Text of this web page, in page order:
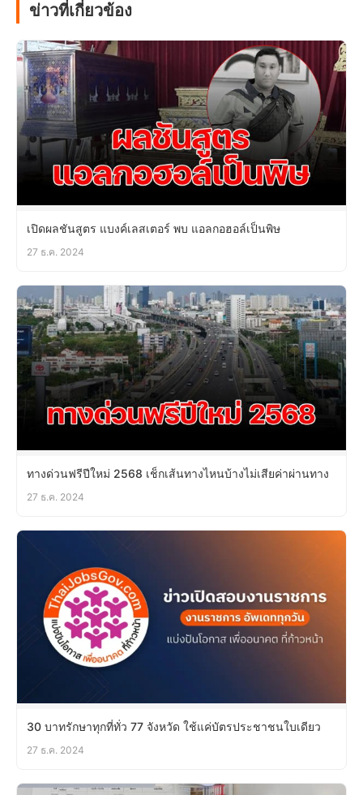
ข่าวที่เกี่ยวข้อง
เปิดผลชันสูตร แบงค์เลสเตอร์ พบ แอลกอฮอล์เป็นพิษ
27 ธ.ค. 2024
ทางด่วนฟรีปีใหม่ 2568 เช็กเส้นทางไหนบ้างไม่เสียค่าผ่านทาง
27 ธ.ค. 2024
30 บาทรักษาทุกที่ทั่ว 77 จังหวัด ใช้แค่บัตรประชาชนใบเดียว
27 ธ.ค. 2024